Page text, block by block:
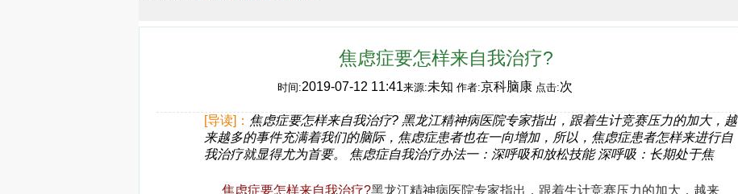
焦虑症要怎样来自我治疗?
时间:2019-07-12 11:41来源:未知 作者:京科脑康 点击:次
[导读]： 焦虑症要怎样来自我治疗? 黑龙江精神病医院专家指出，跟着生计竞赛压力的加大，越
来越多的事件充满着我们的脑际，焦虑症患者也在一向增加，所以，焦虑症患者怎样来进行自
我治疗就显得尤为首要。 焦虑症自我治疗办法一：深呼吸和放松技能 深呼吸：长期处于焦
焦虑症要怎样来自我治疗?黑龙江精神病医院专家指出，跟着生计竞赛压力的加大，越来